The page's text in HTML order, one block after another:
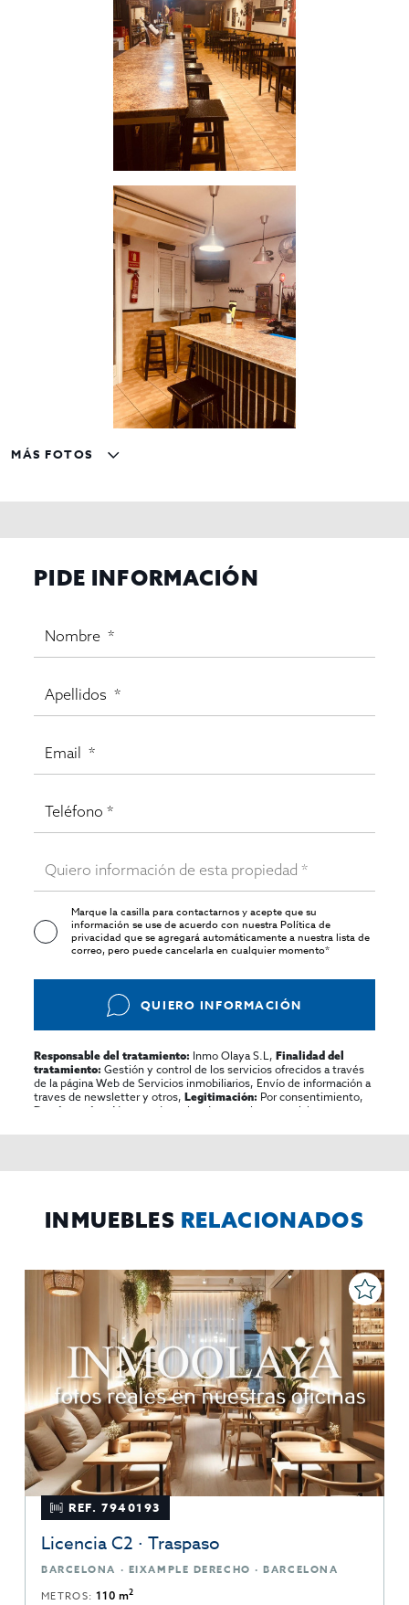
visitantes. Establecer tu negocio en El Prat es una
oportunidad ideal para captar una clientela diversa, gracias
a su crecimiento constante y su dinamismo.
Inmo Olaya: Expertos en Traspasos de Hostelería
es la agencia inmobiliaria líder en el traspaso y
gestión de negocios de hostelería en Cataluña. Nuestra
experiencia en el sector nos permite ofrecerte el mejor
asesoramiento para tomar decisiones acertadas y maximizar
Una Oportunidad de Oro para Emprender
Si estás buscando unrestaurante con encanto en una zona
estratégica como el centro de El Prat
, este local es una
excelente opción para empezar tu aventura en el mundo de
la hostelería. Con un
bajo alquiler y untraspaso asequible
este negocio ofrece una alta rentabilidad desde el inicio.
¡No dejes escapar esta oportunidad única!Contacta hoy
Inmo Olayapara obtener más información y
concertar una visita. Nuestros expertos te guiarán en cada
paso del proceso de traspaso para que puedas comenzar a
operar tu restaurante sin complicaciones.
MÁS FOTOS
PIDE INFORMACIÓN
Marque la casilla para contactarnos y acepte que su
información se use de acuerdo con nuestraPolítica de
privacidadque se agregará automáticamente a nuestra lista de
correo, pero puede cancelarla en cualquier momento*
QUIERO INFORMACIÓN
Responsable del tratamiento: Inmo Olaya S.L,Finalidad del
tratamiento: Gestión y control de los servicios ofrecidos a través
de la página Web de Servicios inmobiliarios, Envío de información a
traves de newsletter y otros,Legitimación: Por consentimiento,
Destinatarios:
No se cederan los datos, salvo para elaborar
rectificar y suprimir los datos, solicitar la portabilidad de los
INMUEBLES RELACIONADOS
REF. 7940193
Licencia C2 · Traspaso
BARCELONA · EIXAMPLE DERECHO · BARCELONA
METROS:110 m2